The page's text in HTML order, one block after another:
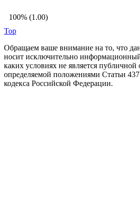
100% (1.00)
Top
Обращаем ваше внимание на то, что
носит исключительно
каких условиях не является публичной
определяемой положениями Статьи
кодекса Российской Федерации.